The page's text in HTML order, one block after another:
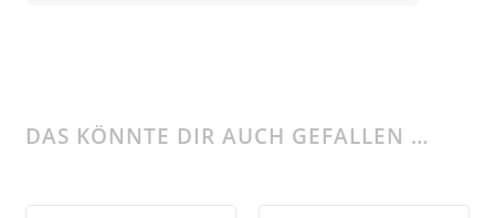
DAS KÖNNTE DIR AUCH GEFALLEN …